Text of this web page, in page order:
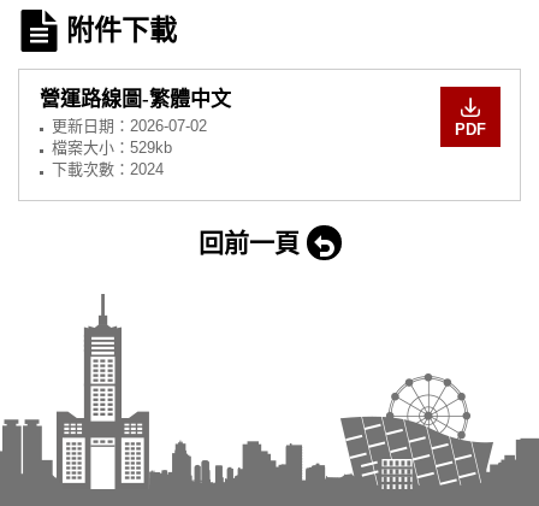
附件下載
營運路線圖-繁體中文
更新日期： 2026-07-02
檔案大小：529kb
下載次數：2024
PDF
回前一頁